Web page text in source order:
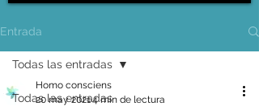
Entrada
Todas las entradas
Todas las entradas
Homo consciens
20 may 20214 min de lectura